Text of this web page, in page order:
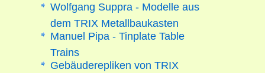
Wolfgang Suppra - Modelle aus
dem TRIX Metallbaukasten
Manuel Pipa - Tinplate Table
Trains
Gebäuderepliken von TRIX